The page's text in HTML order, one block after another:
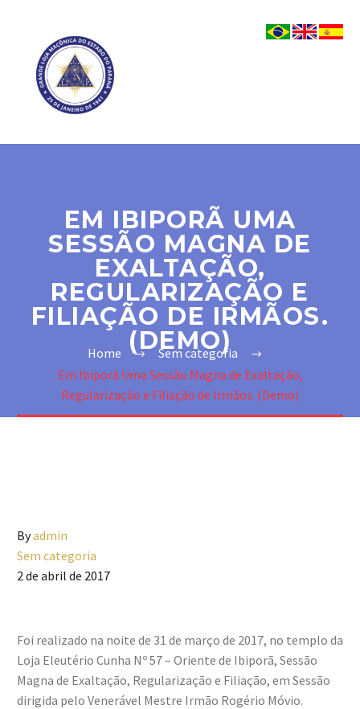
EM IBIPORÃ UMA
SESSÃO MAGNA DE
EXALTAÇÃO,
REGULARIZAÇÃO E
FILIAÇÃO DE IRMÃOS.
(DEMO)
Home
Sem categoria
Em Ibiporã Uma Sessão Magna de Exaltação,
Regularização e Filiação de Irmãos. (Demo)
Byadmin
Sem categoria
2 de abril de 2017
Foi realizado na noite de 31 de março de 2017, no templo da
Loja Eleutério Cunha Nº 57 – Oriente de Ibiporã, Sessão
Magna de Exaltação, Regularização e Filiação, em Sessão
dirigida pelo Venerável Mestre Irmão Rogério Móvio.